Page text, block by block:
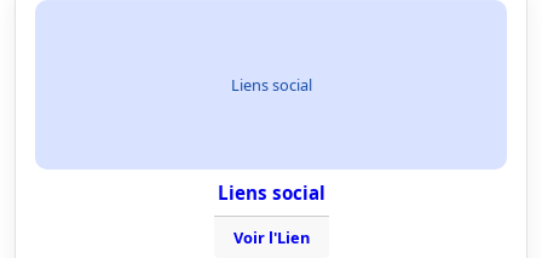
Liens social
Liens social
Voir l'Lien